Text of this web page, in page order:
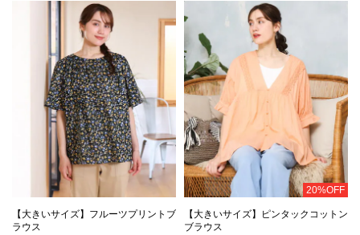
【大きいサイズ】フルーツプリントブ
ラウス
20%OFF
【大きいサイズ】ピンタックコットン
ブラウス